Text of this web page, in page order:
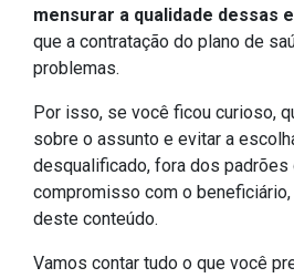
mensurar a qualidade dessas
que a contratação do plano de
problemas.
Por isso, se você ficou curioso,
sobre o assunto e evitar a
desqualificado, fora dos padrões
compromisso com o
deste conteúdo.
Vamos contar tudo o que você